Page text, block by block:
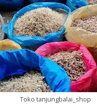
Toko tanjungbalai_shop